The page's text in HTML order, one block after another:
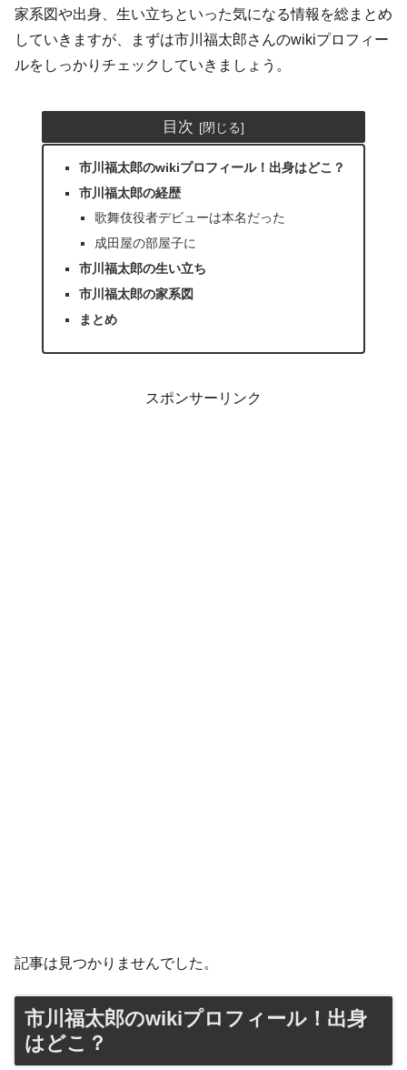
家系図や出身、生い立ちといった気になる情報を総まとめ
していきますが、まずは市川福太郎さんのwikiプロフィー
ルをしっかりチェックしていきましょう。
目次
市川福太郎のwikiプロフィール！出身はどこ？
市川福太郎の経歴
歌舞伎役者デビューは本名だった
成田屋の部屋子に
市川福太郎の生い立ち
市川福太郎の家系図
まとめ
スポンサーリンク
記事は見つかりませんでした。
市川福太郎のwikiプロフィール！出身
はどこ？